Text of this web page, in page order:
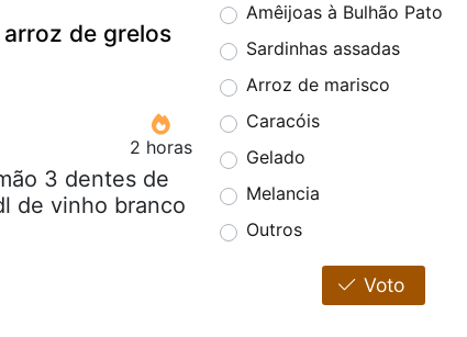
de grelos
2 horas
3 dentes de
de vinho branco
Amêijoas à Bulhão Pato
Sardinhas assadas
Arroz de marisco
Caracóis
Gelado
Melancia
Outros
Voto